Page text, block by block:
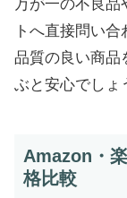
万が一の不良品
トへ直接問い
品質の良い商品
ぶと安心でしょ
Amazon・
格比較